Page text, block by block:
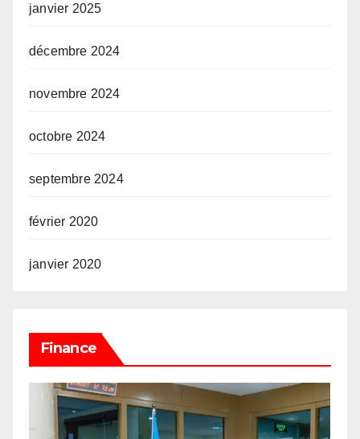
janvier 2025
décembre 2024
novembre 2024
octobre 2024
septembre 2024
février 2020
janvier 2020
Finance